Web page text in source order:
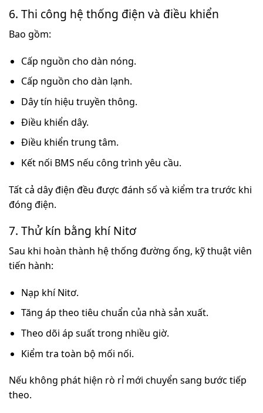
6. Thi công hệ thống điện và điều khiển
Bao gồm:
Cấp nguồn cho dàn nóng.
Cấp nguồn cho dàn lạnh.
Dây tín hiệu truyền thông.
Điều khiển dây.
Điều khiển trung tâm.
Kết nối BMS nếu công trình yêu cầu.
Tất cả dây điện đều được đánh số và kiểm tra trước khi
đóng điện.
7. Thử kín bằng khí Nitơ
Sau khi hoàn thành hệ thống đường ống, kỹ thuật viên
tiến hành:
Nạp khí Nitơ.
Tăng áp theo tiêu chuẩn của nhà sản xuất.
Theo dõi áp suất trong nhiều giờ.
Kiểm tra toàn bộ mối nối.
Nếu không phát hiện rò rỉ mới chuyển sang bước tiếp
theo.